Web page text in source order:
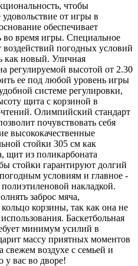
чтобы
от игры в
обеспечивает
во время игры. Специальное
погодных условий
как новый. Уличная
регулируемой высотой от 2.30
ее под любой уровень игры
системе регулировки,
щита с корзиной в
Олимпийский стандарт
почувствовать себя
высококачественные
стойки 305 см как
щит из поликарбоната
стойки гарантируют долгий
условиям и главное -
полиэтиленовой накладкой.
заброс мяча,
корзины, так как она не
Баскетбольная
минимум усилий в
массу приятных моментов
воздухе с семьей и
у вас во дворе!